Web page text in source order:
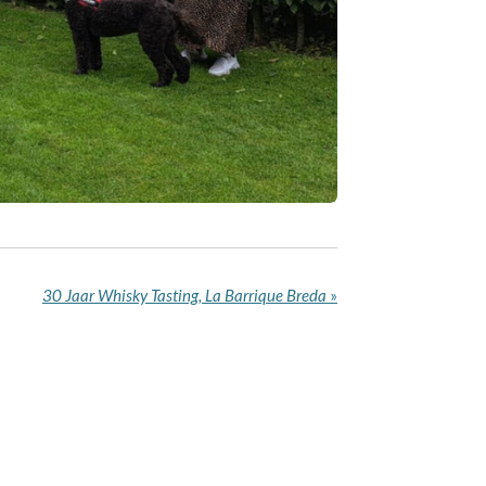
30 Jaar Whisky Tasting, La Barrique Breda »